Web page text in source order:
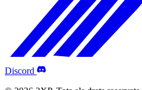
Discord